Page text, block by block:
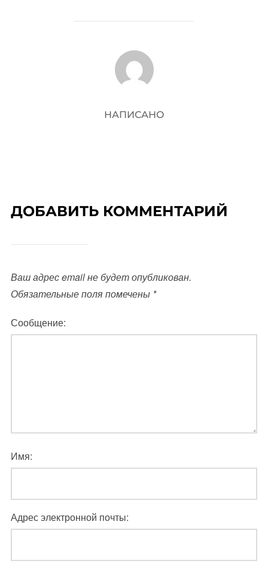
АВТОР ЗАПИСИ
НАПИСАНО
ДОБАВИТЬ КОММЕНТАРИЙ
Ваш адрес email не будет опубликован.
Обязательные поля помечены *
Сообщение:
Имя:
Адрес электронной почты: